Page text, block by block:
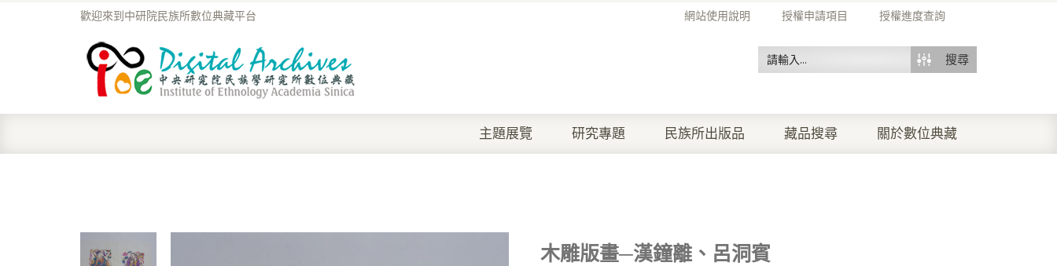
網站使用說明 授權申請項目 授權進度查詢
歡迎來到中研院民族所數位典藏平台
搜尋
主題展覽 研究專題 民族所出版品 藏品搜尋 關於數位典藏
木雕版畫─漢鐘離、呂洞賓